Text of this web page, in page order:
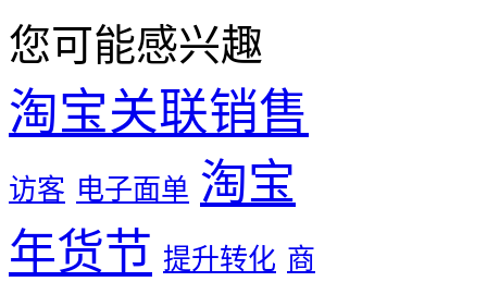
您可能感兴趣
淘宝关联销售
访客 电子面单 淘宝
年货节 提升转化 商